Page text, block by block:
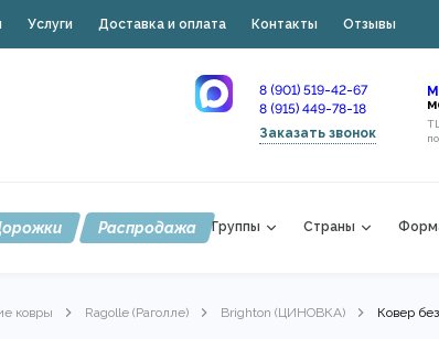
Услуги Доставка и оплата Контакты Отзывы
8 (901) 519-42-67
8 (915) 449-78-18
Заказать звонок
Распродажа Группы Страны
ковры Ragolle (Раголле) Brighton (ЦИНОВКА) Ковер